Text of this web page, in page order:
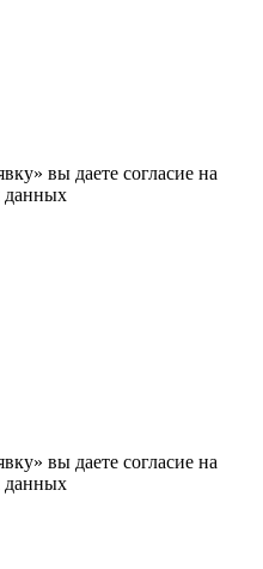
вы даете согласие на
данных
вы даете согласие на
данных